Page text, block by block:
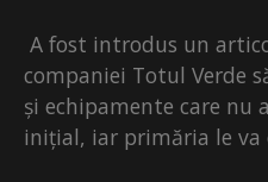
A fost introdus un
companiei Totul Verde
și echipamente care nu
inițial, iar primăria le va